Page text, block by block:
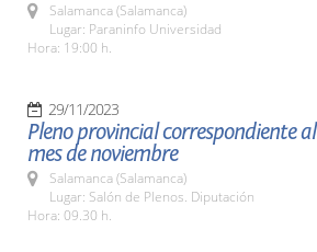
Salamanca (Salamanca)
Lugar: Paraninfo Universidad
Hora: 19:00 h.
29/11/2023
Pleno provincial correspondiente al
mes de noviembre
Salamanca (Salamanca)
Lugar: Salón de Plenos. Diputación
Hora: 09.30 h.